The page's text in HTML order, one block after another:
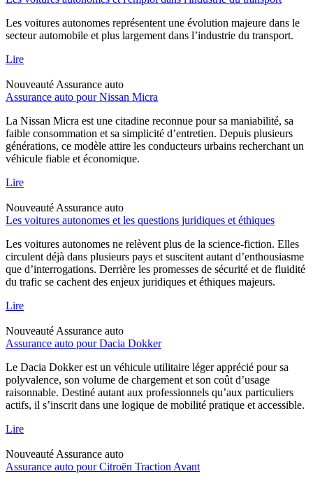
Les voitures autonomes représentent une évolution majeure dans le
secteur automobile et plus largement dans l’industrie du transport.
Lire
Nouveauté Assurance auto
Assurance auto pour Nissan Micra
La Nissan Micra est une citadine reconnue pour sa maniabilité, sa
faible consommation et sa simplicité d’entretien. Depuis plusieurs
générations, ce modèle attire les conducteurs urbains recherchant un
véhicule fiable et économique.
Lire
Nouveauté Assurance auto
Les voitures autonomes et les questions juridiques et éthiques
Les voitures autonomes ne relèvent plus de la science-fiction. Elles
circulent déjà dans plusieurs pays et suscitent autant d’enthousiasme
que d’interrogations. Derrière les promesses de sécurité et de fluidité
du trafic se cachent des enjeux juridiques et éthiques majeurs.
Lire
Nouveauté Assurance auto
Assurance auto pour Dacia Dokker
Le Dacia Dokker est un véhicule utilitaire léger apprécié pour sa
polyvalence, son volume de chargement et son coût d’usage
raisonnable. Destiné autant aux professionnels qu’aux particuliers
actifs, il s’inscrit dans une logique de mobilité pratique et accessible.
Lire
Nouveauté Assurance auto
Assurance auto pour Citroën Traction Avant